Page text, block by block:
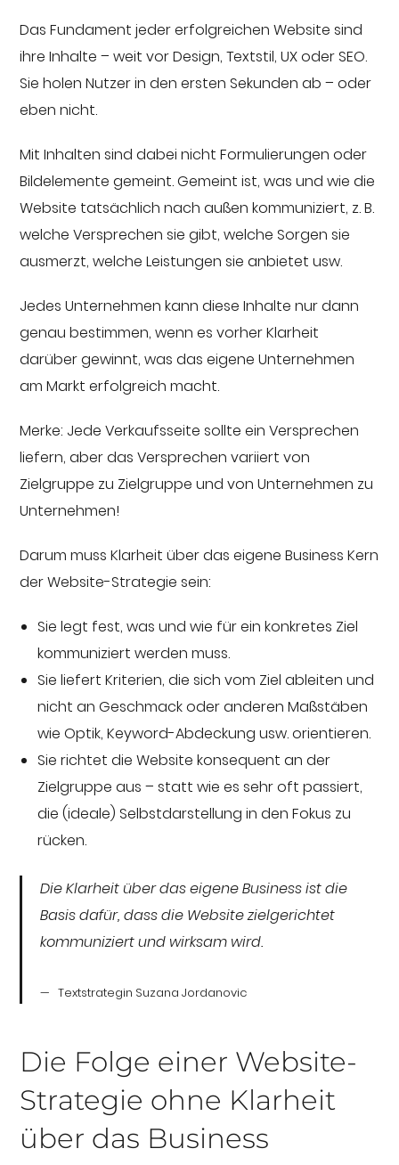
Das Fundament jeder erfolgreichen Website sind
ihre Inhalte – weit vor Design, Textstil, UX oder SEO.
Sie holen Nutzer in den ersten Sekunden ab – oder
eben nicht.
Mit Inhalten sind dabei nicht Formulierungen oder
Bildelemente gemeint. Gemeint ist, was und wie die
Website tatsächlich nach außen kommuniziert, z. B.
welche Versprechen sie gibt, welche Sorgen sie
ausmerzt, welche Leistungen sie anbietet usw.
Jedes Unternehmen kann diese Inhalte nur dann
genau bestimmen, wenn es vorher Klarheit
darüber gewinnt, was das eigene Unternehmen
am Markt erfolgreich macht.
Merke: Jede Verkaufsseite sollte ein Versprechen
liefern, aber das Versprechen variiert von
Zielgruppe zu Zielgruppe und von Unternehmen zu
Unternehmen!
Darum muss Klarheit über das eigene Business Kern
der Website-Strategie sein:
Sie legt fest, was und wie für ein konkretes Ziel
kommuniziert werden muss.
Sie liefert Kriterien, die sich vom Ziel ableiten und
nicht an Geschmack oder anderen Maßstäben
wie Optik, Keyword-Abdeckung usw. orientieren.
Sie richtet die Website konsequent an der
Zielgruppe aus – statt wie es sehr oft passiert,
die (ideale) Selbstdarstellung in den Fokus zu
rücken.
Die Klarheit über das eigene Business ist die
Basis dafür, dass die Website zielgerichtet
kommuniziert und wirksam wird.
Textstrategin Suzana Jordanovic
Die Folge einer Website-
Strategie ohne Klarheit
über das Business